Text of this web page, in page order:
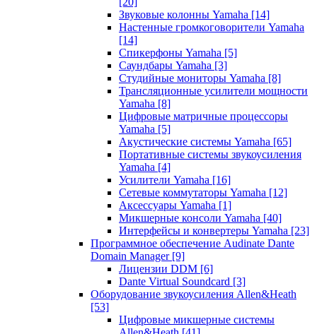
Звуковые колонны Yamaha [14]
Настенные громкоговорители Yamaha
[14]
Спикерфоны Yamaha [5]
Саундбары Yamaha [3]
Студийные мониторы Yamaha [8]
Трансляционные усилители мощности
Yamaha [8]
Цифровые матричные процессоры
Yamaha [5]
Акустические системы Yamaha [65]
Портативные системы звукоусиления
Yamaha [4]
Усилители Yamaha [16]
Сетевые коммутаторы Yamaha [12]
Аксессуары Yamaha [1]
Микшерные консоли Yamaha [40]
Интерфейсы и конвертеры Yamaha [23]
Программное обеспечение Audinate Dante
Domain Manager [9]
Лицензии DDM [6]
Dante Virtual Soundcard [3]
Оборудование звукоусиления Allen&Heath
[53]
Цифровые микшерные системы